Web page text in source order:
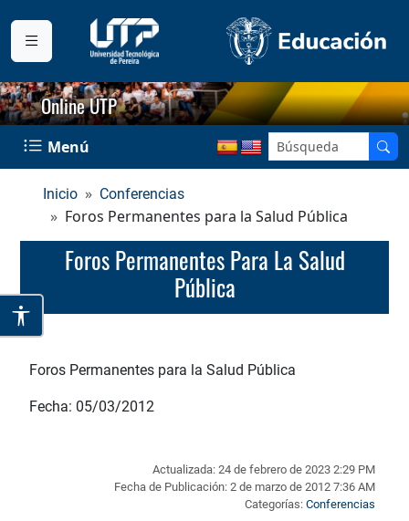
Online UTP
Menú
Inicio Conferencias
Foros Permanentes para la Salud Pública
Foros Permanentes Para La Salud
Pública
Foros Permanentes para la Salud Pública
Fecha: 05/03/2012
Actualizada: 24 de febrero de 2023 2:29 PM
Fecha de Publicación: 2 de marzo de 2012 7:36 AM
Categorías: Conferencias